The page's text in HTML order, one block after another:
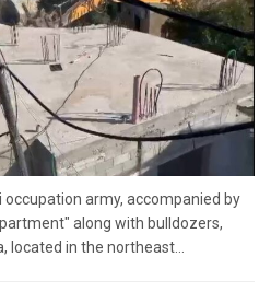
army, accompanied by
along with bulldozers,
in the northeast...